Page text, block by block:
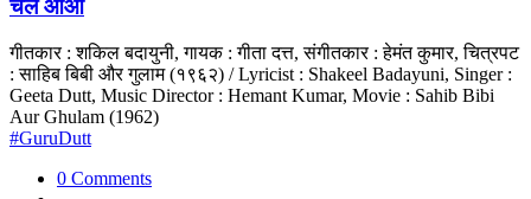
चले आओ
गीतकार : शकिल बदायुनी, गायक : गीता दत्त, संगीतकार : हेमंत कुमार, चित्रपट
: साहिब बिबी और गुलाम (१९६२) / Lyricist : Shakeel Badayuni, Singer :
Geeta Dutt, Music Director : Hemant Kumar, Movie : Sahib Bibi
Aur Ghulam (1962)
#GuruDutt
0 Comments